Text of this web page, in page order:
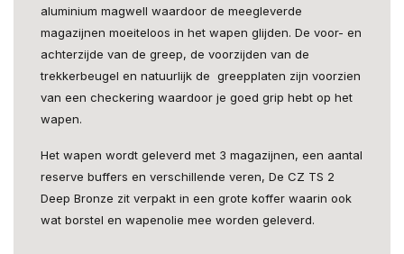
aluminium magwell waardoor de meegleverde
magazijnen moeiteloos in het wapen glijden. De voor- en
achterzijde van de greep, de voorzijden van de
trekkerbeugel en natuurlijk de greepplaten zijn voorzien
van een checkering waardoor je goed grip hebt op het
wapen.
Het wapen wordt geleverd met 3 magazijnen, een aantal
reserve buffers en verschillende veren, De CZ TS 2
Deep Bronze zit verpakt in een grote koffer waarin ook
wat borstel en wapenolie mee worden geleverd.